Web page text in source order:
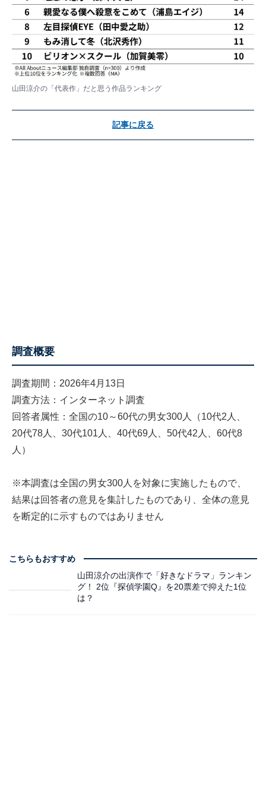
山田涼介の「代表作」だと思う作品ランキング
記事に戻る
調査概要
調査期間：2026年4月13日
調査方法：インターネット調査
回答者属性：全国の10～60代の男女300人（10代2人、
20代78人、30代101人、40代69人、50代42人、60代8
人）
※本調査は全国の男女300人を対象に実施したもので、
結果は回答者の意見を集計したものであり、全体の意見
を断定的に示すものではありません
こちらもおすすめ
山田涼介の出演作で「好きなドラマ」ランキン
グ！ 2位『探偵学園Q』を20票差で抑えた1位
は？